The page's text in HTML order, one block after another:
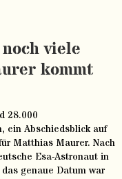
viele
kommt
28.000
ein Abschiedsblick auf
Matthias Maurer. Nach
Esa-Astronaut in
genaue Datum war